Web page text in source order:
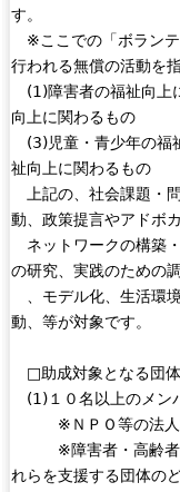
す。
※ここでの「ボランテ
行われる無償の活動を指
(1)障害者の福祉
向上に関わるもの
(3)児童・青少年の
祉向上に関わるもの
上記の、社会課題・
動、政策提言やアドボカ
ネットワークの構築
の研究、実践のための
、モデル化、生活環
動、等が対象です。
□助成対象となる団体
(1)１０名以上のメン
※ＮＰＯ等の法人格
※障害者・高齢者・
れらを支援する団体の